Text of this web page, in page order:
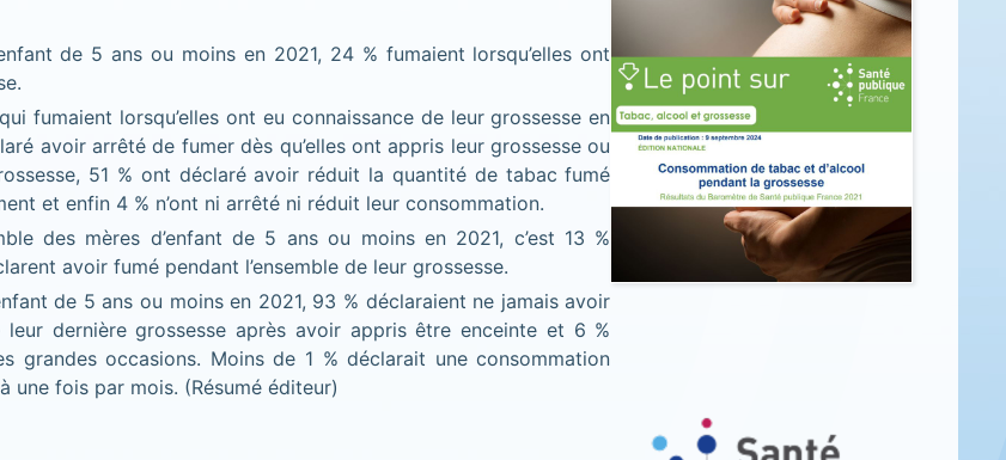
de 5 ans ou moins en 2021, 24 % fumaient lorsqu’elles ont
fumaient lorsqu’elles ont eu connaissance de leur grossesse en
avoir arrêté de fumer dès qu’elles ont appris leur grossesse ou
51 % ont déclaré avoir réduit la quantité de tabac fumé
et enfin 4 % n’ont ni arrêté ni réduit leur consommation.
des mères d’enfant de 5 ans ou moins en 2021, c’est 13 %
avoir fumé pendant l’ensemble de leur grossesse.
de 5 ans ou moins en 2021, 93 % déclaraient ne jamais avoir
leur dernière grossesse après avoir appris être enceinte et 6 %
grandes occasions. Moins de 1 % déclarait une consommation
une fois par mois. (Résumé éditeur)